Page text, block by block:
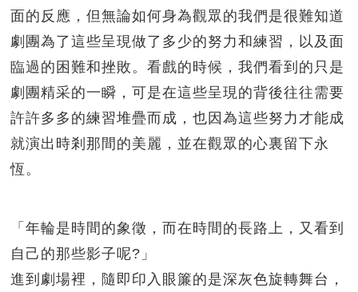
面的反應，但無論如何身為觀眾的我們是很難知道
劇團為了這些呈現做了多少的努力和練習，以及面
臨過的困難和挫敗。看戲的時候，我們看到的只是
劇團精采的一瞬，可是在這些呈現的背後往往需要
許許多多的練習堆疊而成，也因為這些努力才能成
就演出時剎那間的美麗，並在觀眾的心裏留下永
恆。
「年輪是時間的象徵，而在時間的長路上，又看到
自己的那些影子呢?」
進到劇場裡，隨即印入眼簾的是深灰色旋轉舞台，